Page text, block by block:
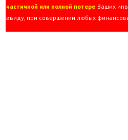
частичной или полной потере Ваших
ввиду, при совершении любых